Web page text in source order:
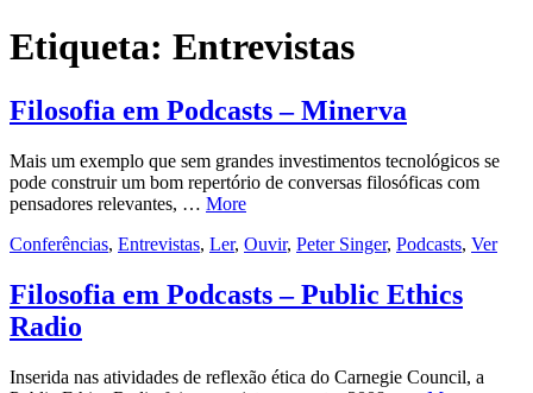
Etiqueta: Entrevistas
Filosofia em Podcasts – Minerva
Mais um exemplo que sem grandes investimentos tecnológicos se
pode construir um bom repertório de conversas filosóficas com
pensadores relevantes, … More
Conferências, Entrevistas, Ler, Ouvir, Peter Singer, Podcasts, Ver
Filosofia em Podcasts – Public Ethics
Radio
Inserida nas atividades de reflexão ética do Carnegie Council, a